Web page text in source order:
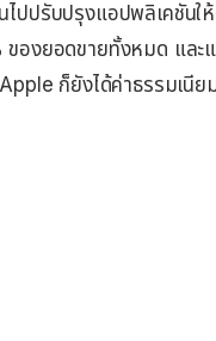
นไปปรับปรุงแอปพลิเคชัน
ของยอดขายทั้งหมด และ
ก็ยังได้ค่าธรรมเนี